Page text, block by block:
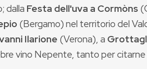
dalla Festa dell'uva a Cormòns
(Bergamo) nel territorio del
Ilarione (Verona), a
vino Nepente, tanto per citarne